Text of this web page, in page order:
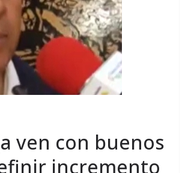
ven con buenos
incremento